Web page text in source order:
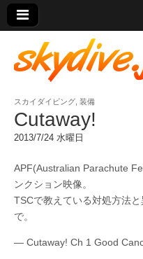
skydive.jp
スカイダイビング 装備
Cutaway!
2013/7/24 水曜日
APF(Australian Parachute
ンクション映像。
TSCで教えている対処方法
で。
— Cutaway! Ch 1 Good